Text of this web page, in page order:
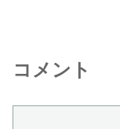
コメント